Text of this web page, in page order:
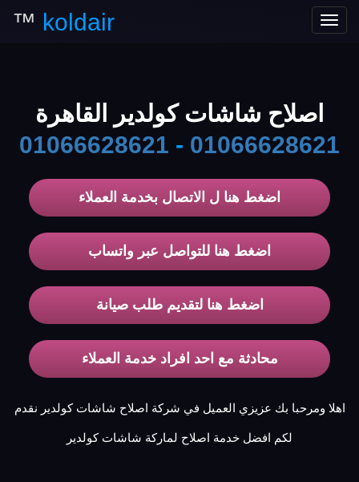
Toggle
koldair
™
اصلاح شاشات كولدير القاهرة
01066628621
-
01066628621
اضغط هنا ل الاتصال بخدمة العملاء
اضغط هنا للتواصل عبر واتساب
اضغط هنا لتقديم طلب صيانة
محادثة مع احد افراد خدمة العملاء
اهلا ومرحبا بك عزيزي العميل في شركة اصلاح شاشات كولدير نقدم
لكم افضل خدمة اصلاح لماركة شاشات كولدير